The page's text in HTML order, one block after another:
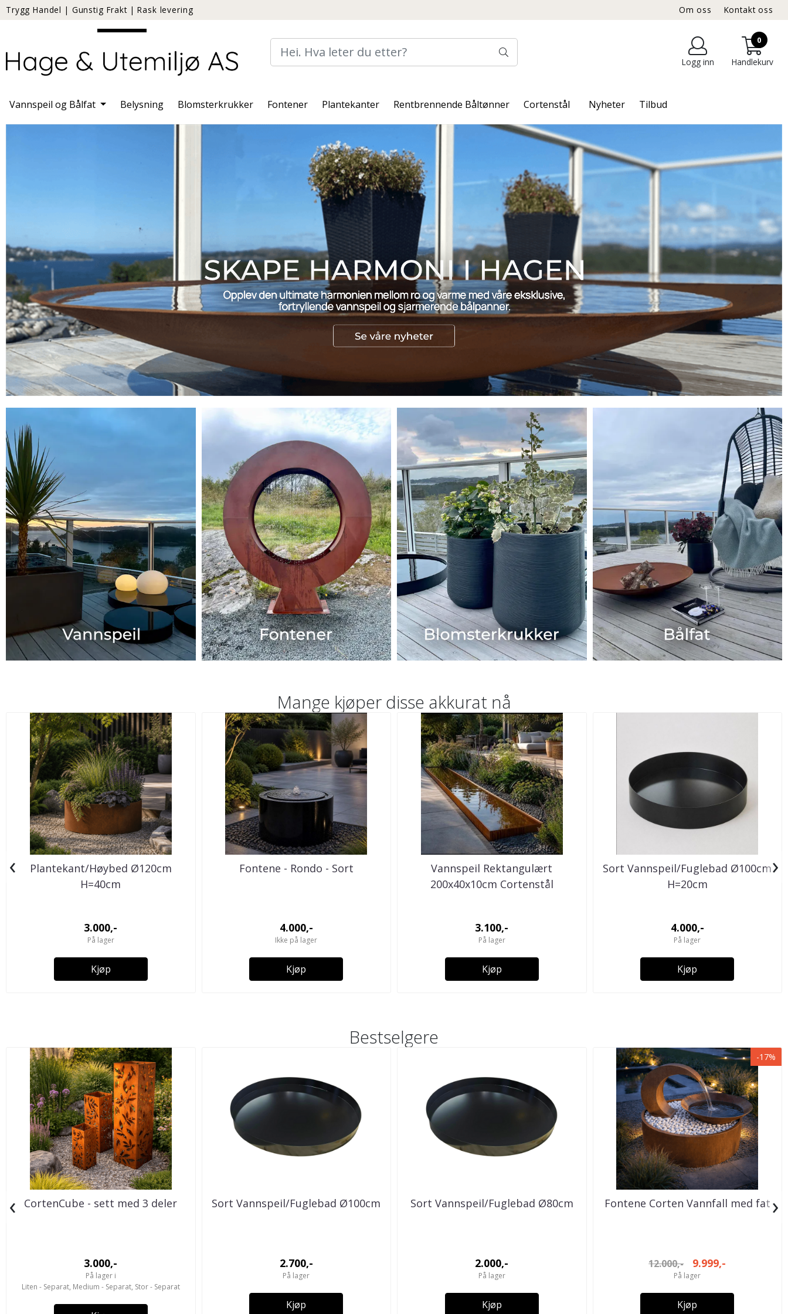
Trygg Handel | Gunstig Frakt|Rask levering Om oss Kontakt oss
Logg inn
0
Handlekurv
Vannspeil og Bålfat Belysning Blomsterkrukker Fontener Plantekanter Rentbrennende Båltønner Cortenstål Nyheter Tilbud
Mange kjøper disse akkurat nå
Plantekant/Høybed Ø120cm
H=40cm
3.000,-
På lager
Kjøp
Fontene - Rondo - Sort
4.000,-
Ikke på lager
Kjøp
Vannspeil Rektangulært
200x40x10cm Cortenstål
3.100,-
På lager
Kjøp
Sort Vannspeil/Fuglebad Ø100cm
H=20cm
4.000,-
På lager
Kjøp
‹ ›
Bestselgere
CortenCube - sett med 3 deler
3.000,-
På lager i
Liten - Separat, Medium - Separat, Stor - Separat
Sort Vannspeil/Fuglebad Ø100cm
2.700,-
På lager
Kjøp
Sort Vannspeil/Fuglebad Ø80cm
2.000,-
På lager
Kjøp
-17%
Fontene Corten Vannfall med fat
12.000,- 9.999,-
På lager
Kjøp
‹ ›